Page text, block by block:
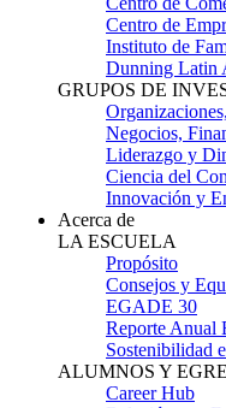
Centro de
Instituto de
Dunning Latin
GRUPOS DE
Negocios,
Liderazgo y
Ciencia del
Innovación y
Acerca de
LA ESCUELA
Propósito
Consejos y
EGADE 30
Reporte Anual
Sostenibilidad
ALUMNOS Y
Career Hub